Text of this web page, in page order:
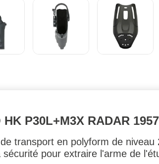
HK P30L+M3X RADAR 1957
transport en polyform de
sécurité pour extraire l'arme de